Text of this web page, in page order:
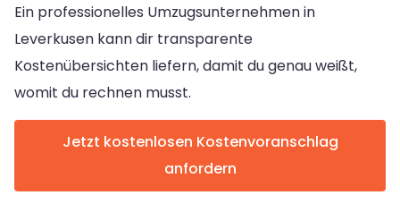
Ein professionelles Umzugsunternehmen in
Leverkusen kann dir transparente
Kostenübersichten liefern, damit du genau weißt,
womit du rechnen musst.
Jetzt kostenlosen Kostenvoranschlag
anfordern